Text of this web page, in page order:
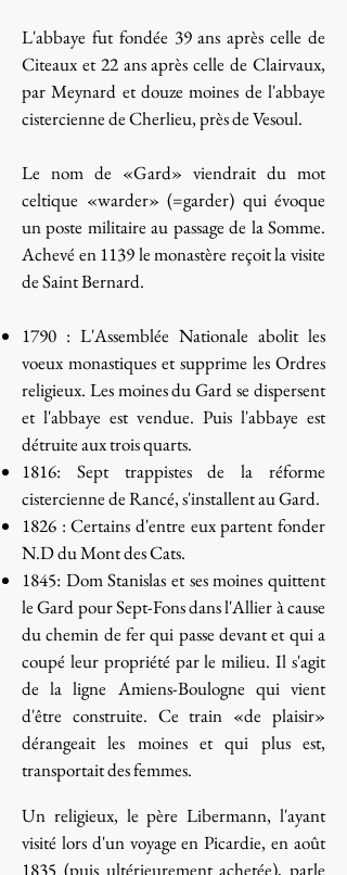
L'abbaye fut fondée 39 ans après celle de
Citeaux et 22 ans après celle de Clairvaux,
par Meynard et douze moines de l'abbaye
cistercienne de Cherlieu, près de Vesoul.
Le nom de «Gard» viendrait du mot
celtique «warder» (=garder) qui évoque
un poste militaire au passage de la Somme.
Achevé en 1139 le monastère reçoit la visite
de Saint Bernard.
1790 : L'Assemblée Nationale abolit les
voeux monastiques et supprime les Ordres
religieux. Les moines du Gard se dispersent
et l'abbaye est vendue. Puis l'abbaye est
détruite aux trois quarts.
1816: Sept trappistes de la réforme
cistercienne de Rancé, s'installent au Gard.
1826 : Certains d'entre eux partent fonder
N.D du Mont des Cats.
1845: Dom Stanislas et ses moines quittent
le Gard pour Sept-Fons dans l'Allier à cause
du chemin de fer qui passe devant et qui a
coupé leur propriété par le milieu. Il s'agit
de la ligne Amiens-Boulogne qui vient
d'être construite. Ce train «de plaisir»
dérangeait les moines et qui plus est,
transportait des femmes.
​Un religieux, le père Libermann, l'ayant
visité lors d'un voyage en Picardie, en août
1835 (puis ultérieurement achetée), parle